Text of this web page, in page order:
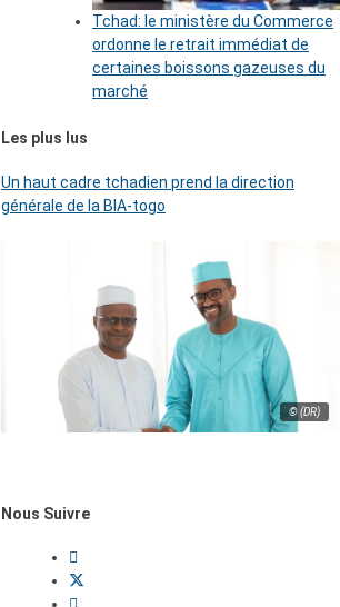
Tchad: le ministère du Commerce
ordonne le retrait immédiat de
certaines boissons gazeuses du
marché
Les plus lus
Un haut cadre tchadien prend la direction
générale de la BIA-togo
© (DR)
Nous Suivre